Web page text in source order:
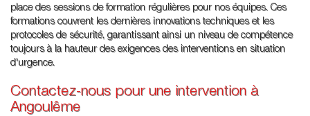
place des sessions de formation régulières pour nos équipes. Ces
formations couvrent les dernières innovations techniques et les
protocoles de sécurité, garantissant ainsi un niveau de compétence
toujours à la hauteur des exigences des interventions en situation
d'urgence.
Contactez-nous pour une intervention à
Angoulême